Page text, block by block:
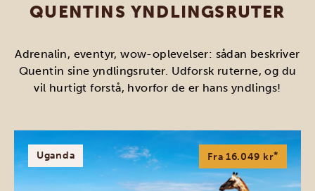
QUENTINS YNDLINGSRUTER
Adrenalin, eventyr, wow-oplevelser: sådan beskriver
Quentin sine yndlingsruter. Udforsk ruterne, og du
vil hurtigt forstå, hvorfor de er hans yndlings!
Uganda Fra 16.049 kr*